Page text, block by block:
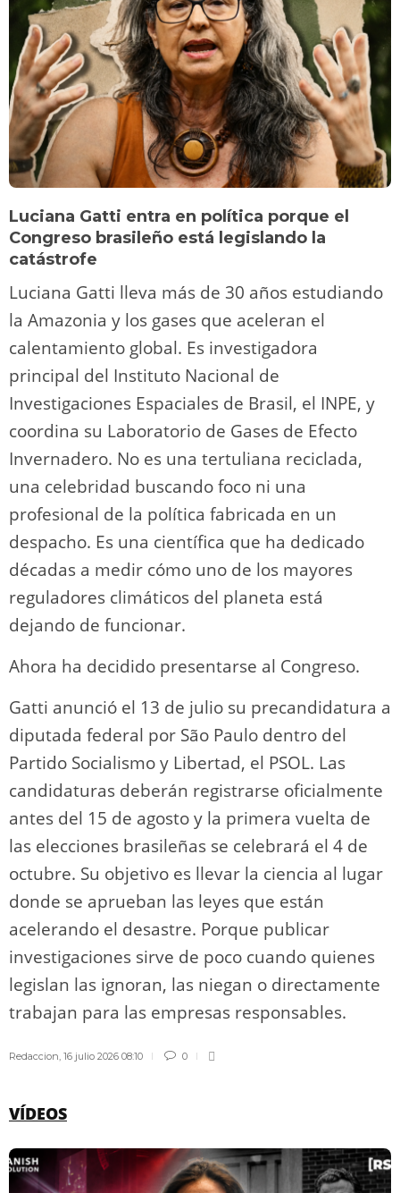
Luciana Gatti entra en política porque el
Congreso brasileño está legislando la
catástrofe
Luciana Gatti lleva más de 30 años estudiando
la Amazonia y los gases que aceleran el
calentamiento global. Es investigadora
principal del Instituto Nacional de
Investigaciones Espaciales de Brasil, el INPE, y
coordina su Laboratorio de Gases de Efecto
Invernadero. No es una tertuliana reciclada,
una celebridad buscando foco ni una
profesional de la política fabricada en un
despacho. Es una científica que ha dedicado
décadas a medir cómo uno de los mayores
reguladores climáticos del planeta está
dejando de funcionar.
Ahora ha decidido presentarse al Congreso.
Gatti anunció el 13 de julio su precandidatura a
diputada federal por São Paulo dentro del
Partido Socialismo y Libertad, el PSOL. Las
candidaturas deberán registrarse oficialmente
antes del 15 de agosto y la primera vuelta de
las elecciones brasileñas se celebrará el 4 de
octubre. Su objetivo es llevar la ciencia al lugar
donde se aprueban las leyes que están
acelerando el desastre. Porque publicar
investigaciones sirve de poco cuando quienes
legislan las ignoran, las niegan o directamente
trabajan para las empresas responsables.
Redaccion, 16 julio 2026 08:10 0
VÍDEOS